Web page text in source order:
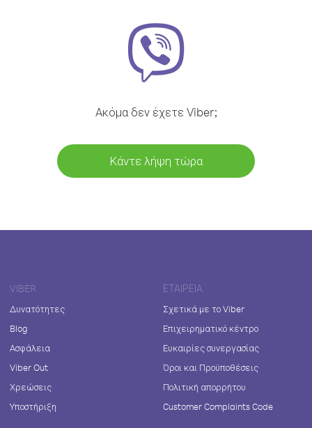
Ακόμα δεν έχετε Viber;
Κάντε λήψη τώρα
VIBER
Δυνατότητες
Blog
Ασφάλεια
Viber Out
Χρεώσεις
Υποστήριξη
ΕΤΑΙΡΕΊΑ
Σχετικά με το Viber
Επιχειρηματικό κέντρο
Ευκαιρίες συνεργασίας
Όροι και Προϋποθέσεις
Πολιτική απορρήτου
Customer Complaints Code